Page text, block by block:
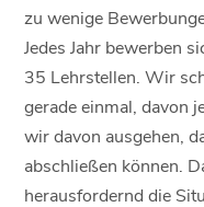
zu wenige
Jedes Jahr bewerben
35 Lehrstellen. Wir
gerade einmal, davon
wir davon ausgehen,
abschließen können.
herausfordernd die